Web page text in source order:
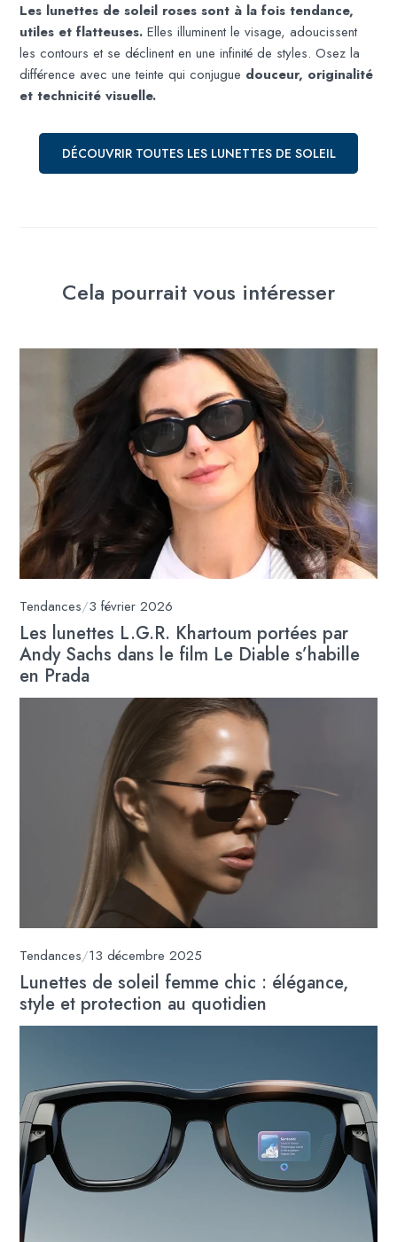
Les lunettes de soleil roses sont à la fois tendance,
utiles et flatteuses. Elles illuminent le visage, adoucissent
les contours et se déclinent en une infinité de styles. Osez la
différence avec une teinte qui conjugue douceur, originalité
et technicité visuelle.
DÉCOUVRIR TOUTES LES LUNETTES DE SOLEIL
Cela pourrait vous intéresser
Tendances/3 février 2026
Les lunettes L.G.R. Khartoum portées par
Andy Sachs dans le film Le Diable s’habille
en Prada
Tendances/13 décembre 2025
Lunettes de soleil femme chic : élégance,
style et protection au quotidien